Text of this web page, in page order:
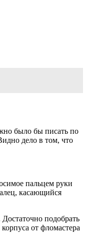
было бы писать по
дело в том, что
пальцем руки
касающийся
подобрать
от фломастера